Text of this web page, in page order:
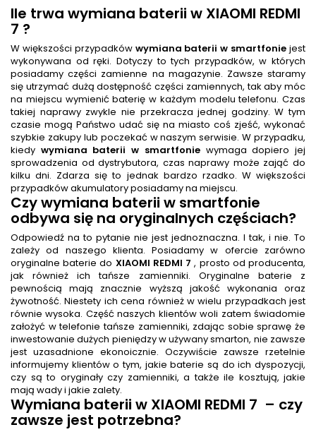
Ile trwa wymiana baterii w XIAOMI REDMI
7 ?
W większości przypadków wymiana baterii w smartfonie jest
wykonywana od ręki. Dotyczy to tych przypadków, w których
posiadamy części zamienne na magazynie. Zawsze staramy
się utrzymać dużą dostępność części zamiennych, tak aby móc
na miejscu wymienić baterię w każdym modelu telefonu. Czas
takiej naprawy zwykle nie przekracza jednej godziny. W tym
czasie mogą Państwo udać się na miasto coś zjeść, wykonać
szybkie zakupy lub poczekać w naszym serwisie. W przypadku,
kiedy wymiana baterii w smartfoniewymaga dopiero jej
sprowadzenia od dystrybutora, czas naprawy może zająć do
kilku dni. Zdarza się to jednak bardzo rzadko. W większości
przypadków akumulatory posiadamy na miejscu.
Czywymiana baterii w smartfonie
odbywa się na oryginalnych częściach?
Odpowiedź na to pytanie nie jest jednoznaczna. I tak, i nie. To
zależy od naszego klienta. Posiadamy w ofercie zarówno
oryginalne baterie do XIAOMI REDMI 7, prosto od producenta,
jak również ich tańsze zamienniki. Oryginalne baterie z
pewnością mają znacznie wyższą jakość wykonania oraz
żywotność. Niestety ich cena również w wielu przypadkach jest
równie wysoka. Część naszych klientów woli zatem świadomie
założyć w telefonie tańsze zamienniki, zdając sobie sprawę że
inwestowanie dużych pieniędzy w używany smarton, nie zawsze
jest uzasadnione ekonoicznie. Oczywiście zawsze rzetelnie
informujemy klientów o tym, jakie baterie są do ich dyspozycji,
czy są to oryginały czy zamienniki, a także ile kosztują, jakie
mają wady i jakie zalety.
Wymiana baterii w XIAOMI REDMI 7 – czy
zawsze jest potrzebna?